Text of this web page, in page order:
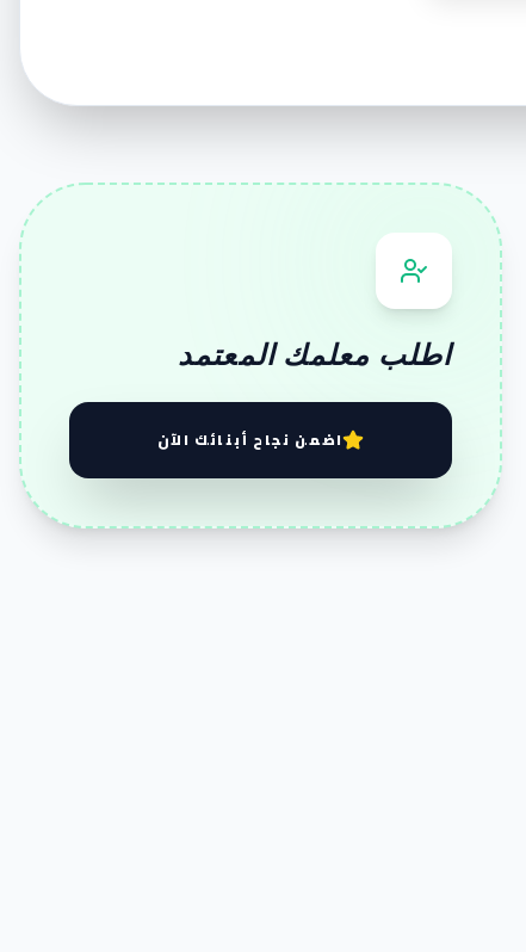
اطلب معلمك المعتمد
اضمن نجاح أبنائك الآن